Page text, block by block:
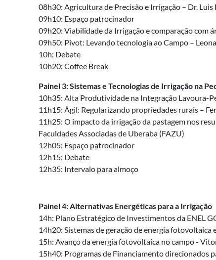
08h30: Agricultura de Precisão e Irrigação – Dr.
09h10: Espaço patrocinador
09h20: Viabilidade da Irrigação e comparação com
09h50: Pivot: Levando tecnologia ao Campo –
10h: Debate
10h20: Coffee Break
Painel 3: Sistemas e Tecnologias de Irrigação na
10h35: Alta Produtividade na Integração Lavoura-
11h15: Ágil: Regularizando propriedades rurais –
11h25: O impacto da irrigação da pastagem nos
Faculdades Associadas de Uberaba (FAZU)
12h05: Espaço patrocinador
12h15: Debate
12h35: Intervalo para almoço
Painel 4: Alternativas Energéticas para a Irrigação
14h: Plano Estratégico de Investimentos da ENEL
14h20: Sistemas de geração de energia
15h: Avanço da energia fotovoltaica no campo -
15h40: Programas de Financiamento direcionados